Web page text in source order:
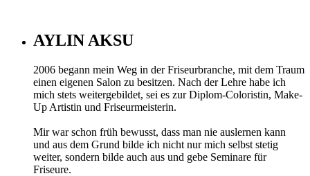
AYLIN AKSU
2006 begann mein Weg in der Friseurbranche, mit dem Traum
einen eigenen Salon zu besitzen. Nach der Lehre habe ich
mich stets weitergebildet, sei es zur Diplom-Coloristin, Make-
Up Artistin und Friseurmeisterin.
Mir war schon früh bewusst, dass man nie auslernen kann
und aus dem Grund bilde ich nicht nur mich selbst stetig
weiter, sondern bilde auch aus und gebe Seminare für
Friseure.